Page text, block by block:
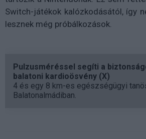
Switch-játékok kalózkodásától, így
lesznek még próbálkozások.
Pulzusméréssel segíti a
balatoni kardioösvény (X)
4 és egy 8 km-es egészségügyi
Balatonalmádiban.